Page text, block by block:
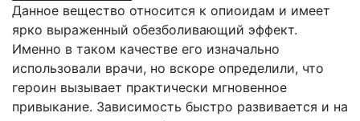
Данное вещество относится к опиоидам и имеет
ярко выраженный обезболивающий эффект.
Именно в таком качестве его изначально
использовали врачи, но вскоре определили, что
героин вызывает практически мгновенное
привыкание. Зависимость быстро развивается и на